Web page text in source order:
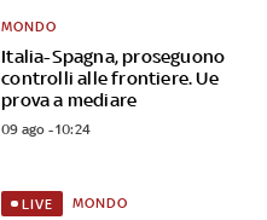
Italia-Spagna, proseguono
controlli alle frontiere. Ue
prova a mediare
MONDO
09 ago - 10:24
LIVE MONDO